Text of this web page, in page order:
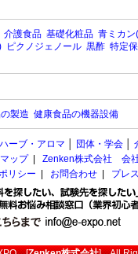
介護食品 基礎化粧品 青ミカ
ピクノジェノール 黒酢 特定
製造 健康食品の機器設備
ハーブ・アロマ 団体・学会
ップ| Zenken株式会社 会
リシー お問合わせ プレ